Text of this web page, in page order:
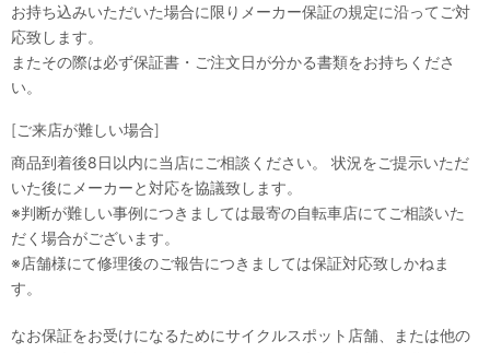
お持ち込みいただいた場合に限りメーカー保証の規定に沿ってご対
応致します。
またその際は必ず保証書・ご注文日が分かる書類をお持ちくださ
い。
[ご来店が難しい場合]
商品到着後8日以内に当店にご相談ください。 状況をご提示いただ
いた後にメーカーと対応を協議致します。
※判断が難しい事例につきましては最寄の自転車店にてご相談いた
だく場合がございます。
※店舗様にて修理後のご報告につきましては保証対応致しかねま
す。
なお保証をお受けになるためにサイクルスポット店舗、または他の